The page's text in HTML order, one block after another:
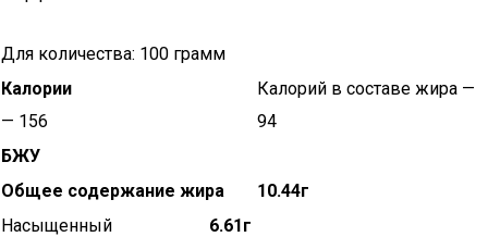
Для количества: 100 грамм
Калории
— 156
Калорий в составе жира —
94
БЖУ
Общее содержание жира
10.44г
Насыщенный
6.61г